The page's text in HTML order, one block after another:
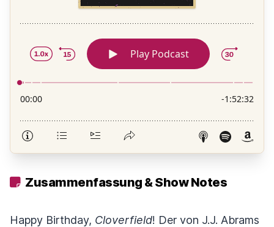
Zusammenfassung & Show Notes
Happy Birthday, Cloverfield! Der von J.J. Abrams